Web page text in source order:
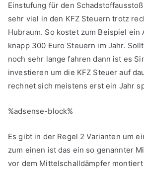
Einstufung für den
sehr viel in den KFZ Steuern trotz
Hubraum. So kostet zum Beispiel ein
knapp 300 Euro Steuern im Jahr.
noch sehr lange fahren dann ist es
investieren um die KFZ Steuer auf
rechnet sich meistens erst ein Jahr
%adsense-block%
Es gibt in der Regel 2 Varianten um
zum einen ist das ein so genannter
vor dem Mittelschalldämpfer